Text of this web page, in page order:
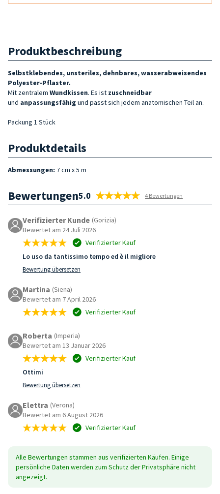
Produktbeschreibung
Selbstklebendes, unsteriles, dehnbares, wasserabweisendes
Polyester-Pflaster.
Mit zentralem Wundkissen. Es ist zuschneidbar
und anpassungsfähig und passt sich jedem anatomischen Teil an.
Packung 1 Stück
Produktdetails
Abmessungen: 7 cm x 5 m
Bewertungen5.0 4 Bewertungen
Verifizierter Kunde (Gorizia)
Bewertet am 24 Juli 2026
Verifizierter Kauf
Lo uso da tantissimo tempo ed è il migliore
Bewertung übersetzen
Martina (Siena)
Bewertet am 7 April 2026
Verifizierter Kauf
Roberta (Imperia)
Bewertet am 13 Januar 2026
Verifizierter Kauf
Ottimi
Bewertung übersetzen
Elettra (Verona)
Bewertet am 6 August 2026
Verifizierter Kauf
Alle Bewertungen stammen aus verifizierten Käufen. Einige
persönliche Daten werden zum Schutz der Privatsphäre nicht
angezeigt.